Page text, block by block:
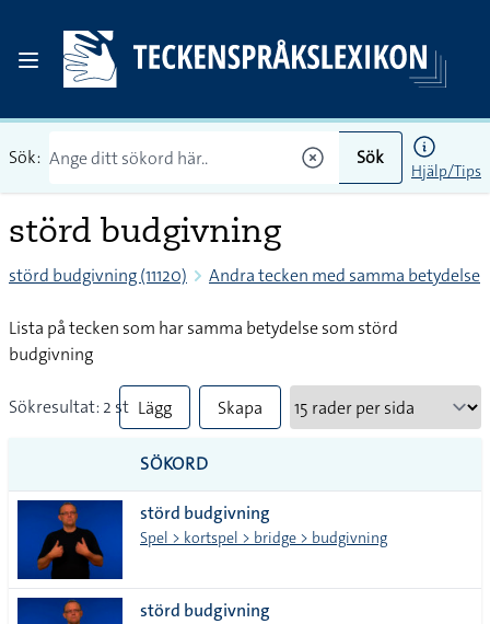
Sök: Sök
Hjälp/Tips
störd budgivning
störd budgivning (11120) Andra tecken med samma betydelse
Lista på tecken som har samma betydelse som störd
budgivning
Sökresultat: 2 st Lägg
till
alla i
lista
Skapa
SÖKORD
störd budgivning
Spel > kortspel > bridge > budgivning
störd budgivning